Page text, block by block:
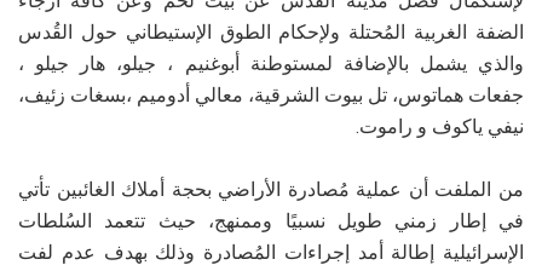
الضفة الغربية المُحتلة ولإحكام الطوق الإستيطاني حول القُدس
والذي يشمل بالإضافة لمستوطنة أبوغنيم ، جيلو، هار جيلو ،
جفعات هماتوس، تل بيوت الشرقية، معالي أدوميم ،بسغات زئيف،
نيفي ياكوف و راموت.
من الملفت أن عملية مُصادرة الأراضي بحجة أملاك الغائبين تأتي
في إطار زمني طويل نسبيًا وممنهج، حيث تتعمد السُلطات
الإسرائيلية إطالة أمد إجراءات المُصادرة وذلك بهدف عدم لفت